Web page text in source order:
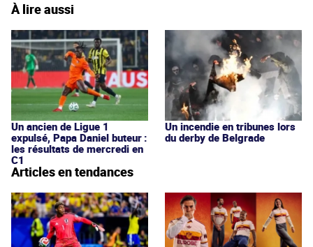
À lire aussi
Un ancien de Ligue 1
expulsé, Papa Daniel buteur :
les résultats de mercredi en
C1
Un incendie en tribunes lors
du derby de Belgrade
Articles en tendances